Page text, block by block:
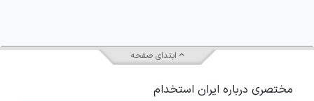
ابتدای صفحه
مختصری درباره ایران استخدام